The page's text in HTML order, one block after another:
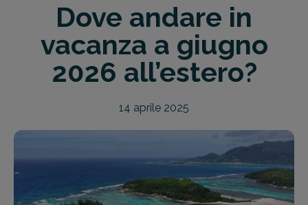
Dove andare in
vacanza a giugno
2026 all’estero?
14 aprile 2025